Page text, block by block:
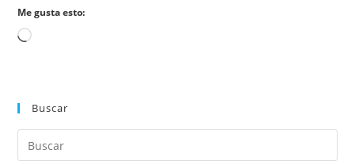
Me gusta esto:
Cargando...
Buscar